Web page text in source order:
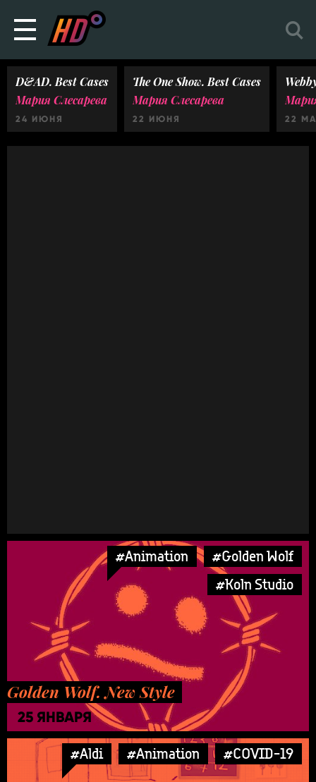
D&AD. Best Cases
Мария Слесарева
24 ИЮНЯ
The One Show. Best Cases
Мария Слесарева
22 ИЮНЯ 22
#Animation
#Golden Wolf
#Koln Studio
Golden Wolf. New Style
25 ЯНВАРЯ
#Aldi #Animation #COVID-19